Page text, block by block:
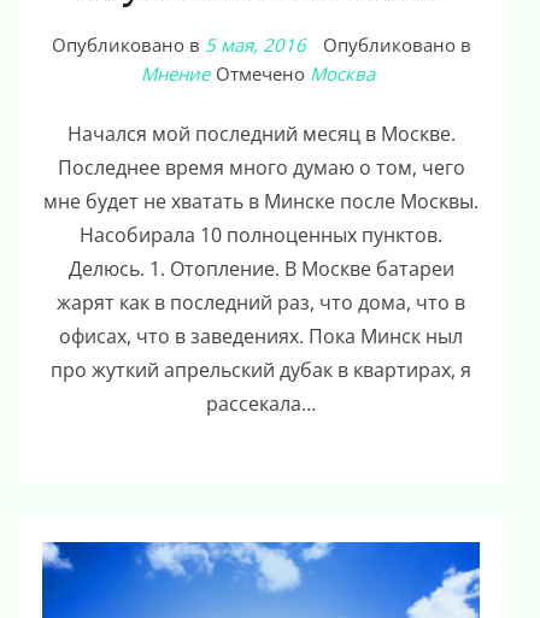
Опубликовано в 5 мая, 2016
Опубликовано в
Мнение Отмечено Москва
Начался мой последний месяц в Москве.
Последнее время много думаю о том, чего
мне будет не хватать в Минске после Москвы.
Насобирала 10 полноценных пунктов.
Делюсь. 1. Отопление. В Москве батареи
жарят как в последний раз, что дома, что в
офисах, что в заведениях. Пока Минск ныл
про жуткий апрельский дубак в квартирах, я
рассекала…